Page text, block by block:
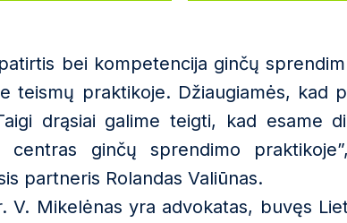
bei kompetencija ginčų
teismų praktikoje. Džiaugiamės, kad
drąsiai galime teigti, kad esame
centras ginčų sprendimo
partneris Rolandas Valiūnas.
V. Mikelėnas yra advokatas, buvęs